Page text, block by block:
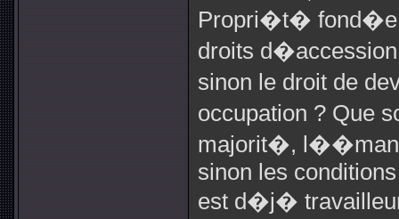
Propri�t� fond�e
droits
sinon le droit de
occupation ? Que
majorit�,
sinon les
est d�j�